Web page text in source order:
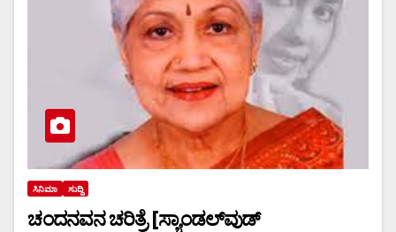
ಸಿನಿಮಾ ಸುದ್ದಿ
ಚಂದನವನ ಚರಿತ್ರೆ [ಸ್ಯಾಂಡಲ್‌ವುಡ್